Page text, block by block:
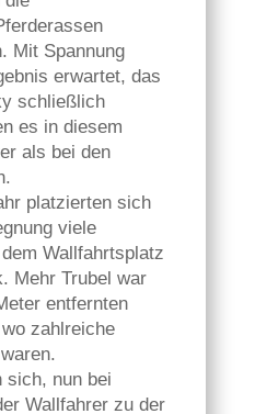
Mit Spannung
erwartet, das
schließlich
es in diesem
als bei den
platzierten sich
viele
Wallfahrtsplatz
Mehr Trubel war
entfernten
zahlreiche
sich, nun bei
Wallfahrer zu der